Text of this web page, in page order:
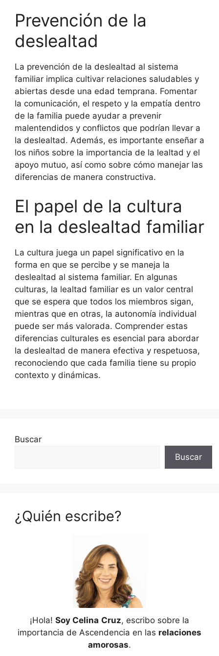
Prevención de la
deslealtad
La prevención de la deslealtad al sistema
familiar implica cultivar relaciones saludables y
abiertas desde una edad temprana. Fomentar
la comunicación, el respeto y la empatía dentro
de la familia puede ayudar a prevenir
malentendidos y conflictos que podrían llevar a
la deslealtad. Además, es importante enseñar a
los niños sobre la importancia de la lealtad y el
apoyo mutuo, así como sobre cómo manejar las
diferencias de manera constructiva.
El papel de la cultura
en la deslealtad familiar
La cultura juega un papel significativo en la
forma en que se percibe y se maneja la
deslealtad al sistema familiar. En algunas
culturas, la lealtad familiar es un valor central
que se espera que todos los miembros sigan,
mientras que en otras, la autonomía individual
puede ser más valorada. Comprender estas
diferencias culturales es esencial para abordar
la deslealtad de manera efectiva y respetuosa,
reconociendo que cada familia tiene su propio
contexto y dinámicas.
Buscar
Buscar
¿Quién escribe?
¡Hola! Soy Celina Cruz, escribo sobre la
importancia de Ascendencia en las relaciones
amorosas.